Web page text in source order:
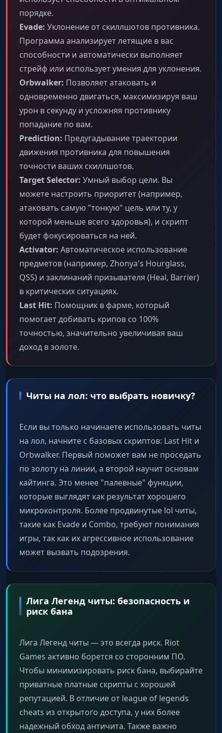
порядке.
Evade: Уклонение от скиллшотов противника.
Программа анализирует летящие в вас
способности и автоматически выполняет
стрейф или использует умения для уклонения.
Orbwalker: Позволяет атаковать и
одновременно двигаться, максимизируя ваш
урон в секунду и усложняя противнику
попадание по вам.
Prediction: Предугадывание траектории
движения противника для повышения
точности ваших скиллшотов.
Target Selector: Умный выбор цели. Вы
можете настроить приоритет (например,
атаковать самую "тонкую" цель или ту, у
которой меньше всего здоровья), и скрипт
будет фокусироваться на ней.
Activator: Автоматическое использование
предметов (например, Zhonya's Hourglass,
QSS) и заклинаний призывателя (Heal, Barrier)
в критических ситуациях.
Last Hit: Помощник в фарме, который
помогает добивать крипов со 100%
точностью, значительно увеличивая ваш
доход в золоте.
Читы на лол: что выбрать новичку?
Если вы только начинаете использовать читы
на лол, начните с базовых скриптов: Last Hit и
Orbwalker. Первый поможет вам не проседать
по золоту на линии, а второй научит основам
кайтинга. Это менее "палевные" функции,
которые выглядят как результат хорошего
микроконтроля. Более продвинутые lol читы,
такие как Evade и Combo, требуют понимания
игры, так как их агрессивное использование
может вызвать подозрения.
Лига Легенд читы: безопасность и
риск бана
Лига Легенд читы — это всегда риск. Riot
Games активно борется со сторонним ПО.
Чтобы минимизировать риск бана, выбирайте
приватные платные скрипты с хорошей
репутацией. В отличие от league of legends
cheats из открытого доступа, у них более
надежный обход античита. Также важно